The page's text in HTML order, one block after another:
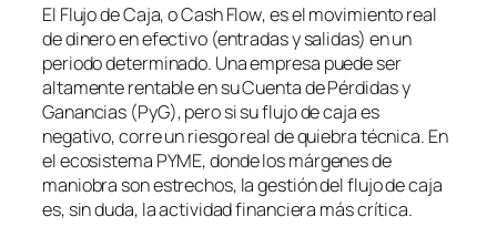
El Flujo de Caja, oCash Flow, es el movimiento real
de dinero en efectivo (entradas y salidas) en un
periodo determinado. Una empresa puede ser
altamente rentable en su Cuenta de Pérdidas y
Ganancias (PyG), pero si su flujo de caja es
negativo, corre un riesgo real de quiebra técnica. En
el ecosistema PYME, donde los márgenes de
maniobra son estrechos, la gestión del flujo de caja
es, sin duda, la actividad financiera más crítica.